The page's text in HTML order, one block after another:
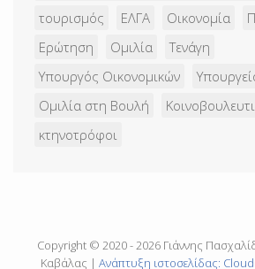
τουρισμός
ΕΛΓΑ Οικονομία
Ερώτηση
Ομιλία
Τενάγη
Υπουργός Οικονομικών
Ομιλία στη Βουλή
κτηνοτρόφοι
Copyright © 2020 - 2026 Γιάννης
Καβάλας | Ανάπτυξη ιστοσελίδας: